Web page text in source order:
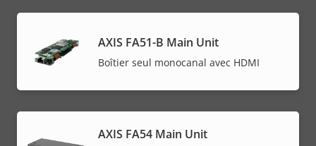
AXIS FA51-B Main Unit
Boîtier seul monocanal avec HDMI
AXIS FA54 Main Unit